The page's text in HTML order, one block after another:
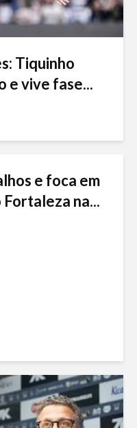
Tiquinho
e vive fase...
e foca em
na...